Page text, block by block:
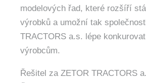
modelových řad, které rozšíří
výrobků a umožní tak
TRACTORS a.s. lépe
výrobcům.
Řešitel za ZETOR TRACTORS